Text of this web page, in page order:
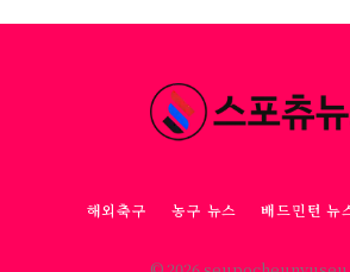
해외축구 농구 뉴스 배드민턴 뉴